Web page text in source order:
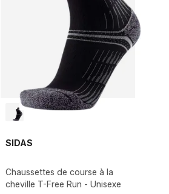
SIDAS
Chaussettes de course à la
cheville T-Free Run - Unisexe